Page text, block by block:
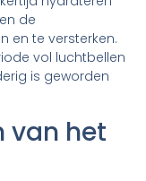
de
en te versterken.
vol luchtbellen
is geworden
van het